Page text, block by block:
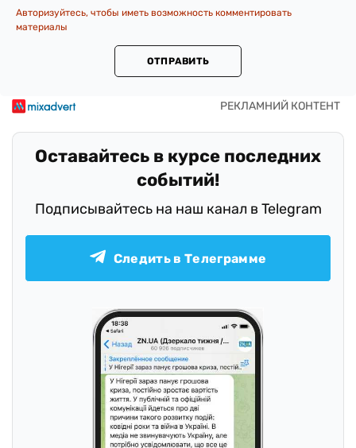
Авторизуйтесь, чтобы иметь возможность комментировать
материалы
ОТПРАВИТЬ
Оставайтесь в курсе последних
событий!
Подписывайтесь на наш канал в Telegram
Следить в Телеграмме